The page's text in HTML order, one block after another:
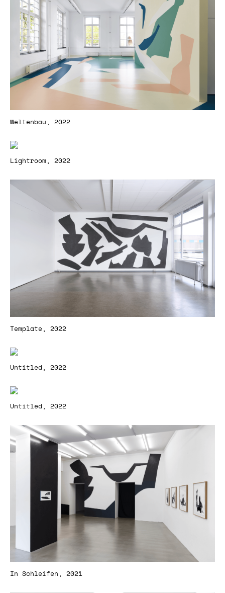
Weltenbau, 2022
Lightroom, 2022
Template, 2022
Untitled, 2022
Untitled, 2022
In Schleifen, 2021